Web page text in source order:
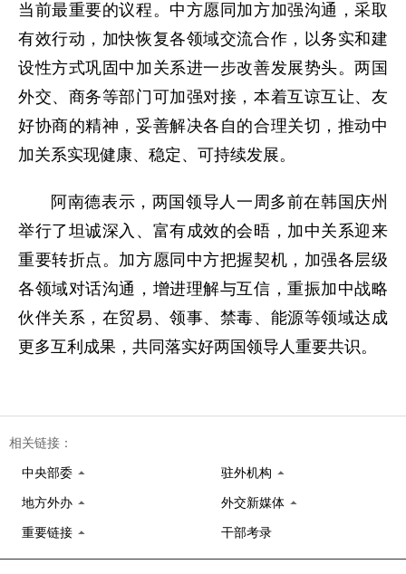
当前最重要的议程。中方愿同加方加强沟通，采取
有效行动，加快恢复各领域交流合作，以务实和建
设性方式巩固中加关系进一步改善发展势头。两国
外交、商务等部门可加强对接，本着互谅互让、友
好协商的精神，妥善解决各自的合理关切，推动中
加关系实现健康、稳定、可持续发展。
阿南德表示，两国领导人一周多前在韩国庆州
举行了坦诚深入、富有成效的会晤，加中关系迎来
重要转折点。加方愿同中方把握契机，加强各层级
各领域对话沟通，增进理解与互信，重振加中战略
伙伴关系，在贸易、领事、禁毒、能源等领域达成
更多互利成果，共同落实好两国领导人重要共识。
相关链接：
中央部委 驻外机构
地方外办 外交新媒体
重要链接 干部考录